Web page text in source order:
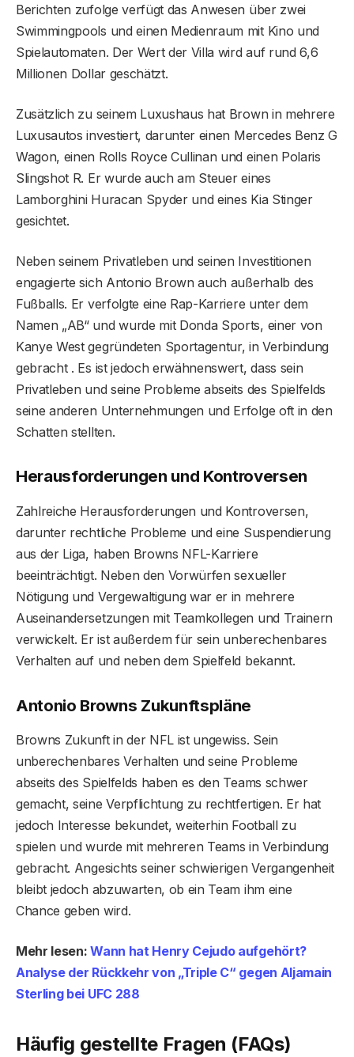
Berichten zufolge verfügt das Anwesen über zwei
Swimmingpools und einen Medienraum mit Kino und
Spielautomaten. Der Wert der Villa wird auf rund 6,6
Millionen Dollar geschätzt.
Zusätzlich zu seinem Luxushaus hat Brown in mehrere
Luxusautos investiert, darunter einen Mercedes Benz G
Wagon, einen Rolls Royce Cullinan und einen Polaris
Slingshot R. Er wurde auch am Steuer eines
Lamborghini Huracan Spyder und eines Kia Stinger
gesichtet.
Neben seinem Privatleben und seinen Investitionen
engagierte sich Antonio Brown auch außerhalb des
Fußballs. Er verfolgte eine Rap-Karriere unter dem
Namen „AB“ und wurde mit Donda Sports, einer von
Kanye West gegründeten Sportagentur, in Verbindung
gebracht . Es ist jedoch erwähnenswert, dass sein
Privatleben und seine Probleme abseits des Spielfelds
seine anderen Unternehmungen und Erfolge oft in den
Schatten stellten.
Herausforderungen und Kontroversen
Zahlreiche Herausforderungen und Kontroversen,
darunter rechtliche Probleme und eine Suspendierung
aus der Liga, haben Browns NFL-Karriere
beeinträchtigt. Neben den Vorwürfen sexueller
Nötigung und Vergewaltigung war er in mehrere
Auseinandersetzungen mit Teamkollegen und Trainern
verwickelt. Er ist außerdem für sein unberechenbares
Verhalten auf und neben dem Spielfeld bekannt.
Antonio Browns Zukunftspläne
Browns Zukunft in der NFL ist ungewiss. Sein
unberechenbares Verhalten und seine Probleme
abseits des Spielfelds haben es den Teams schwer
gemacht, seine Verpflichtung zu rechtfertigen. Er hat
jedoch Interesse bekundet, weiterhin Football zu
spielen und wurde mit mehreren Teams in Verbindung
gebracht. Angesichts seiner schwierigen Vergangenheit
bleibt jedoch abzuwarten, ob ein Team ihm eine
Chance geben wird.
Mehr lesen:Wann hat Henry Cejudo aufgehört?
Analyse der Rückkehr von „Triple C“ gegen Aljamain
Sterling bei UFC 288
Häufig gestellte Fragen (FAQs)